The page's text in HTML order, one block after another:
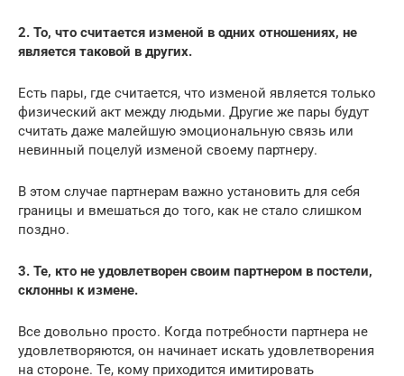
2. То, что считается изменой в одних отношениях, не
является таковой в других.
Есть пары, где считается, что изменой является только
физический акт между людьми. Другие же пары будут
считать даже малейшую эмоциональную связь или
невинный поцелуй изменой своему партнеру.
В этом случае партнерам важно установить для себя
границы и вмешаться до того, как не стало слишком
поздно.
3. Те, кто не удовлетворен своим партнером в постели,
склонны к измене.
Все довольно просто. Когда потребности партнера не
удовлетворяются, он начинает искать удовлетворения
на стороне. Те, кому приходится имитировать